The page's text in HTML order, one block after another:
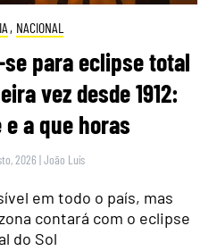
, NACIONAL
para eclipse total
vez desde 1912:
a que horas
2026 |João Luís
em todo o país, mas
contará com o eclipse
do Sol